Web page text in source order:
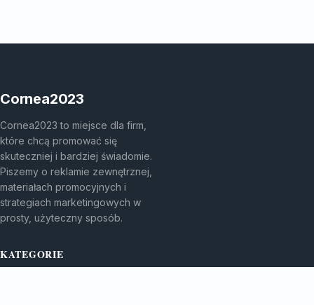
Cornea2023
Cornea2023 to miejsce dla firm,
które chcą promować się
skuteczniej i bardziej świadomie.
Piszemy o reklamie zewnętrznej,
materiałach promocyjnych i
strategiach marketingowych w
prosty, użyteczny sposób.
KATEGORIE